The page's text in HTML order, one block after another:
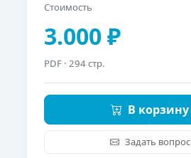
Стоимость
3.000 ₽
PDF · 294 стр.
В корзину
Задать вопрос